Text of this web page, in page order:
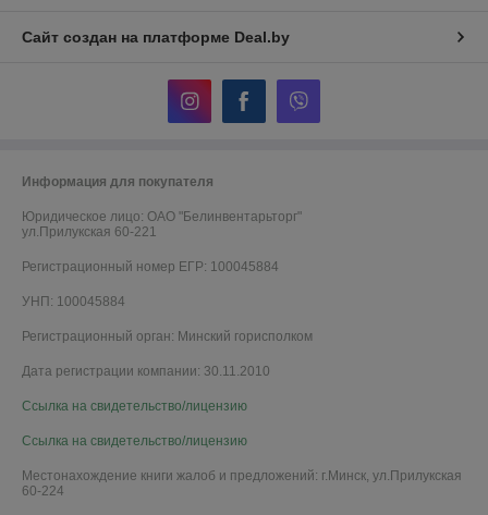
Сайт создан на платформе Deal.by
Информация для покупателя
Юридическое лицо: ОАО "Белинвентарьторг"
ул.Прилукская 60-221
Регистрационный номер ЕГР: 100045884
УНП: 100045884
Регистрационный орган: Минский горисполком
Дата регистрации компании: 30.11.2010
Ссылка на свидетельство/лицензию
Ссылка на свидетельство/лицензию
Местонахождение книги жалоб и предложений: г.Минск, ул.Прилукская
60-224